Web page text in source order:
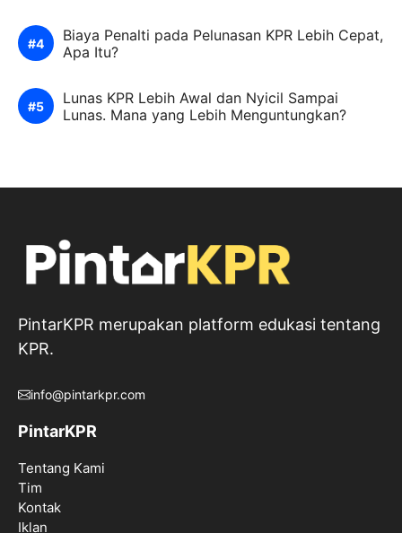
Biaya Penalti pada Pelunasan KPR Lebih Cepat,
Apa Itu?
Lunas KPR Lebih Awal dan Nyicil Sampai
Lunas. Mana yang Lebih Menguntungkan?
PintarKPR merupakan platform edukasi tentang
KPR.
info@pintarkpr.com
PintarKPR
Tentang Kami
Tim
Kontak
Iklan